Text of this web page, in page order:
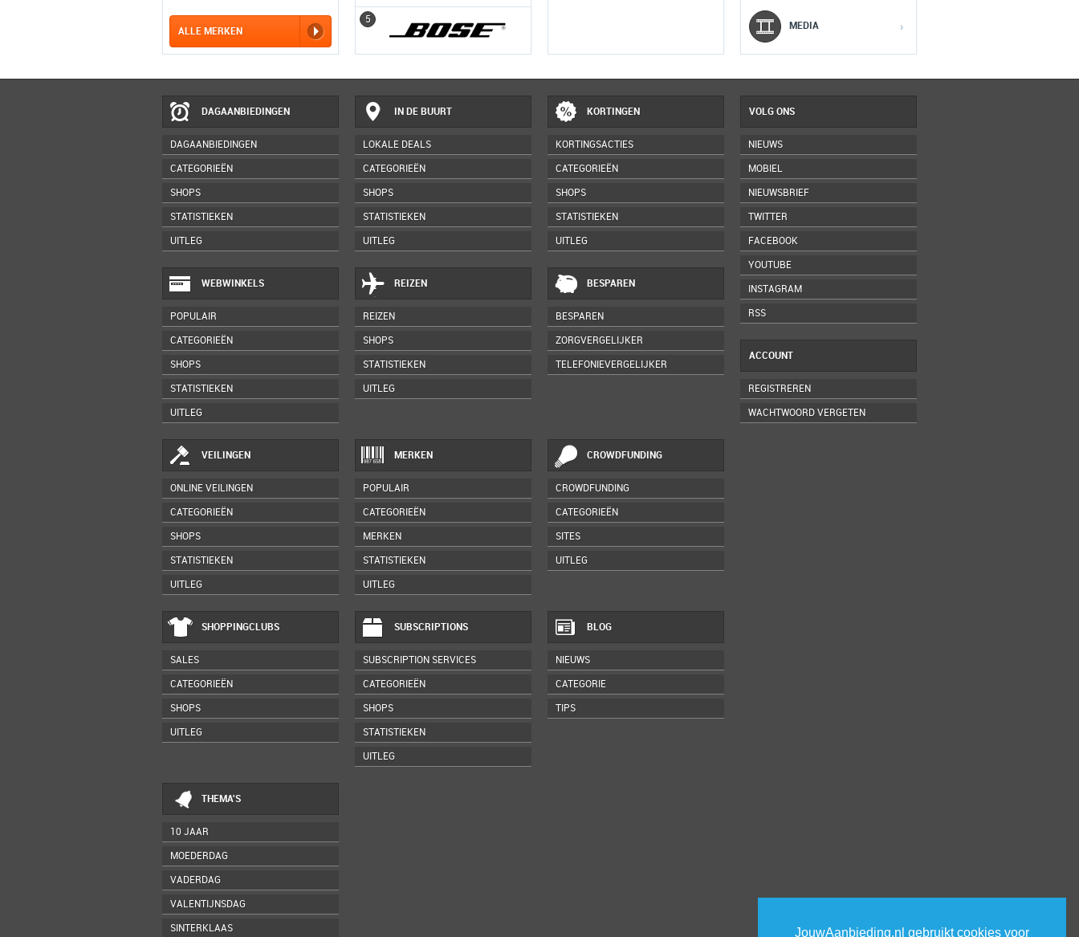
JouwAanbieding.nl gebruikt cookies voor
ALLE MERKEN
5
MEDIA ›
DAGAANBIEDINGEN
DAGAANBIEDINGEN
CATEGORIEËN
SHOPS
STATISTIEKEN
UITLEG
IN DE BUURT
LOKALE DEALS
CATEGORIEËN
SHOPS
STATISTIEKEN
UITLEG
KORTINGEN
KORTINGSACTIES
CATEGORIEËN
SHOPS
STATISTIEKEN
UITLEG
WEBWINKELS
POPULAIR
CATEGORIEËN
SHOPS
STATISTIEKEN
UITLEG
REIZEN
REIZEN
SHOPS
STATISTIEKEN
UITLEG
BESPAREN
BESPAREN
ZORGVERGELIJKER
TELEFONIEVERGELIJKER
VEILINGEN
ONLINE VEILINGEN
CATEGORIEËN
SHOPS
STATISTIEKEN
UITLEG
MERKEN
POPULAIR
CATEGORIEËN
MERKEN
STATISTIEKEN
UITLEG
CROWDFUNDING
CROWDFUNDING
CATEGORIEËN
SITES
UITLEG
SHOPPINGCLUBS
SALES
CATEGORIEËN
SHOPS
UITLEG
SUBSCRIPTIONS
SUBSCRIPTION SERVICES
CATEGORIEËN
SHOPS
STATISTIEKEN
UITLEG
BLOG
NIEUWS
CATEGORIE
TIPS
THEMA'S
10 JAAR
MOEDERDAG
VADERDAG
VALENTIJNSDAG
SINTERKLAAS
VOLG ONS
NIEUWS
MOBIEL
NIEUWSBRIEF
TWITTER
FACEBOOK
YOUTUBE
INSTAGRAM
RSS
ACCOUNT
REGISTREREN
WACHTWOORD VERGETEN